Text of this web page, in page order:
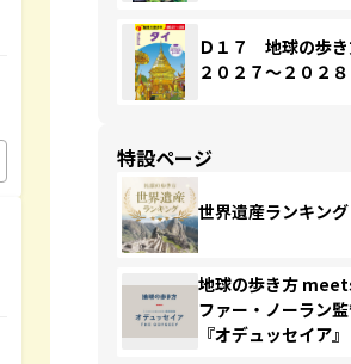
Ｄ１７ 地球の歩
２０２７～２０２８
特設ページ
世界遺産ランキング
地球の歩き方
ファー・ノーラン
『オデュッセイア』